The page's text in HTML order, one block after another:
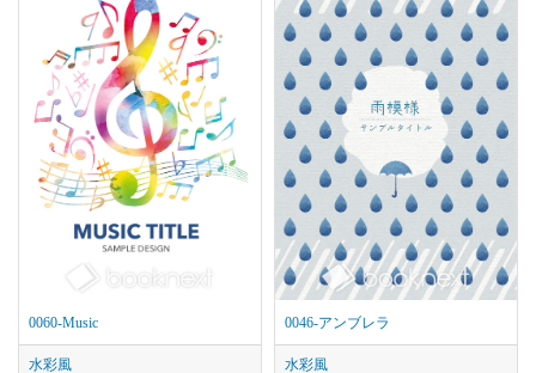
0060-Music
水彩風
0046-アンブレラ
水彩風